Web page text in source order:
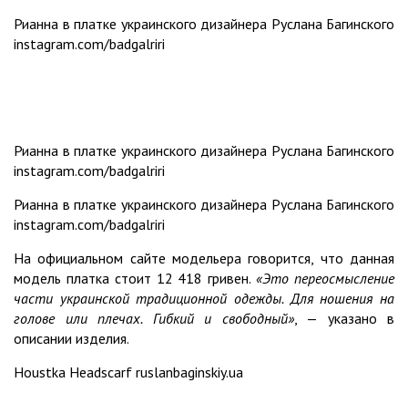
Рианна в платке украинского дизайнера Руслана Багинского
instagram.com/badgalriri
Рианна в платке украинского дизайнера Руслана Багинского
instagram.com/badgalriri
Рианна в платке украинского дизайнера Руслана Багинского
instagram.com/badgalriri
На официальном сайте модельера говорится, что данная
модель платка стоит 12 418 гривен.«Это переосмысление
части украинской традиционной одежды. Для ношения на
голове или плечах. Гибкий и свободный», — указано в
описании изделия.
Houstka Headscarf ruslanbaginskiy.ua